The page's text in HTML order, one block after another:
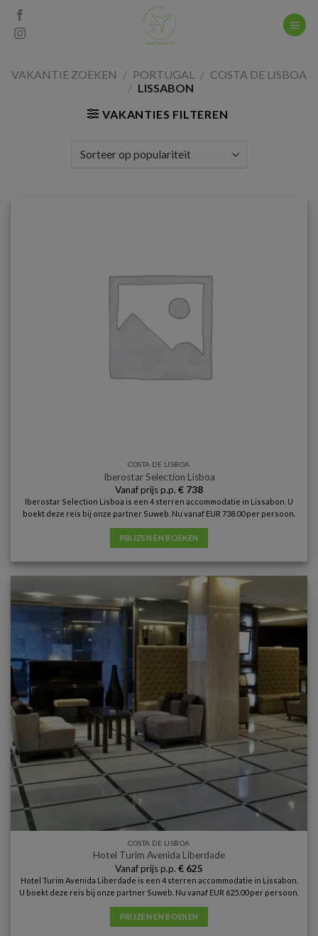
Skip
content
VAKANTIE ZOEKEN / PORTUGAL / COSTA DE LISBOA
/ LISSABON
VAKANTIES FILTEREN
COSTA DE LISBOA
Iberostar Selection Lisboa
Vanaf prijs p.p. € 738
Iberostar Selection Lisboa is een 4 sterren accommodatie in Lissabon. U
boekt deze reis bij onze partner Suweb. Nu vanaf EUR 738.00 per persoon.
PRIJZEN EN BOEKEN
COSTA DE LISBOA
Hotel Turim Avenida Liberdade
Vanaf prijs p.p. € 625
Hotel Turim Avenida Liberdade is een 4 sterren accommodatie in Lissabon.
U boekt deze reis bij onze partner Suweb. Nu vanaf EUR 625.00 per persoon.
PRIJZEN EN BOEKEN